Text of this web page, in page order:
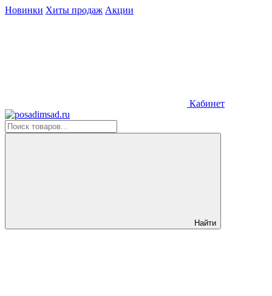
Новинки Хиты продаж Акции
Кабинет
Найти